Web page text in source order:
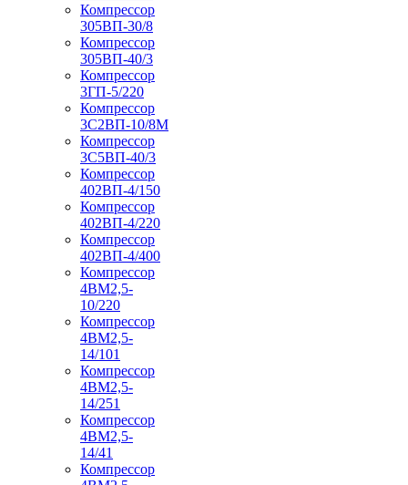
Компрессор
305ВП-30/8
Компрессор
305ВП-40/3
Компрессор
3ГП-5/220
Компрессор
3С2ВП-10/8М
Компрессор
3С5ВП-40/3
Компрессор
402ВП-4/150
Компрессор
402ВП-4/220
Компрессор
402ВП-4/400
Компрессор
4ВМ2,5-
10/220
Компрессор
4ВМ2,5-
14/101
Компрессор
4ВМ2,5-
14/251
Компрессор
4ВМ2,5-
14/41
Компрессор